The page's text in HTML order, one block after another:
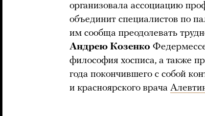
организовала ассоциацию
объединит специалистов по
им сообща преодолевать
Андрею Козенко
философия хосписа, а также
года покончившего с собой
и красноярского врача